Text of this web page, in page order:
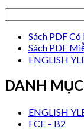
Sách PDF Có
Sách PDF
ENGLISH
DANH MỤC
ENGLISH
FCE – B2